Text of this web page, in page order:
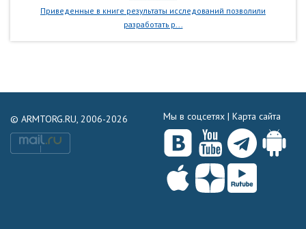
Приведенные в книге результаты исследований позволили
разработать р...
© ARMTORG.RU, 2006-2026 Мы в соцсетях | Карта сайта